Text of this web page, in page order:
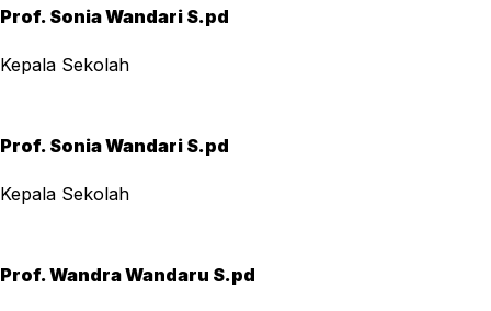
Prof. Sonia Wandari S.pd
Kepala Sekolah
Prof. Sonia Wandari S.pd
Kepala Sekolah
Prof. Wandra Wandaru S.pd